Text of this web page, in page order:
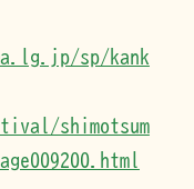
sp/kank
shimotsum